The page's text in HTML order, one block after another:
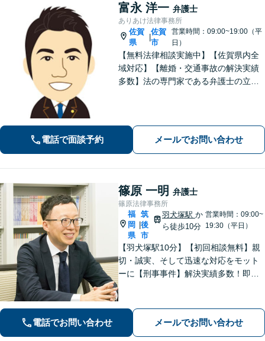
富永 洋一 弁護士
ありあけ法律事務所
佐賀
県
|
佐賀
市
営業時間：09:00~19:00（平
日）
【無料法律相談実施中】【佐賀県内全
域対応】【離婚・交通事故の解決実績
多数】法の専門家である弁護士の立場
電話で面談予約 メールでお問い合わせ
篠原 一明 弁護士
篠原法律事務所
福
岡
県
|
筑
後
市
羽犬塚駅 か
ら徒歩10分
営業時間：09:00~
19:30（平日）
【羽犬塚駅10分】【初回相談無料】親
切・誠実、そして迅速な対応をモット
ーに【刑事事件】解決実績多数！即時
選択肢と法的権利を明確にし、納得の
いく決断ができるよう支援いたします
電話でお問い合わせ メールでお問い合わせ